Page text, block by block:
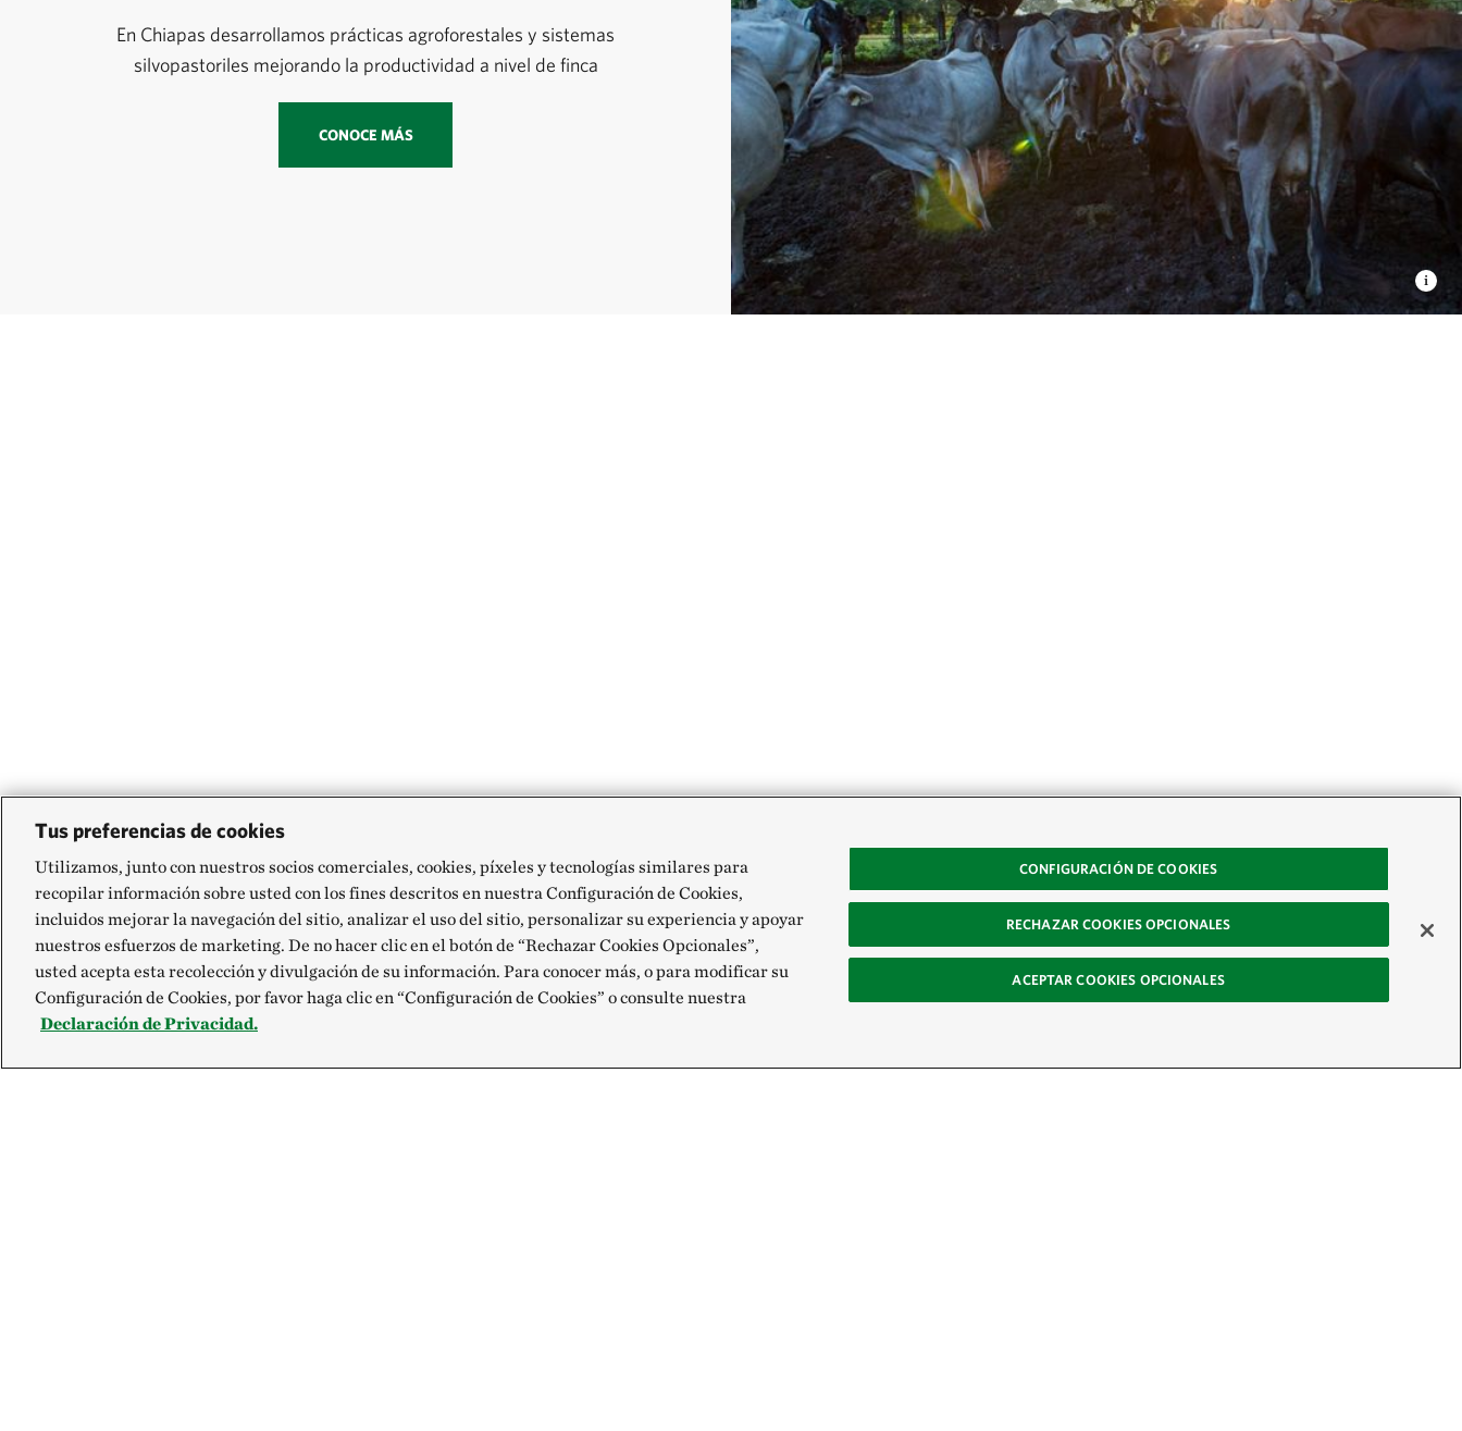
En Chiapas desarrollamos prácticas agroforestales y sistemas
silvopastoriles mejorando la productividad a nivel de finca
CONOCE MÁS
Tus preferencias de cookies
Utilizamos, junto con nuestros socios comerciales, cookies, píxeles y tecnologías similares para
recopilar información sobre usted con los fines descritos en nuestra Configuración de Cookies,
incluidos mejorar la navegación del sitio, analizar el uso del sitio, personalizar su experiencia y apoyar
nuestros esfuerzos de marketing. De no hacer clic en el botón de “Rechazar Cookies Opcionales”,
usted acepta esta recolección y divulgación de su información. Para conocer más, o para modificar su
Configuración de Cookies, por favor haga clic en “Configuración de Cookies” o consulte nuestra
Declaración de Privacidad.
CONFIGURACIÓN DE COOKIES
RECHAZAR COOKIES OPCIONALES
ACEPTAR COOKIES OPCIONALES